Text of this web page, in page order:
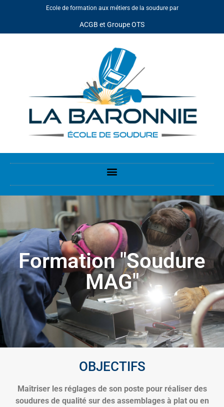
Ecole de formation aux métiers de la soudure par
ACGB et Groupe OTS
Formation "Soudure
MAG"
OBJECTIFS
Maîtriser les réglages de son poste pour réaliser des
soudures de qualité sur des assemblages à plat ou en